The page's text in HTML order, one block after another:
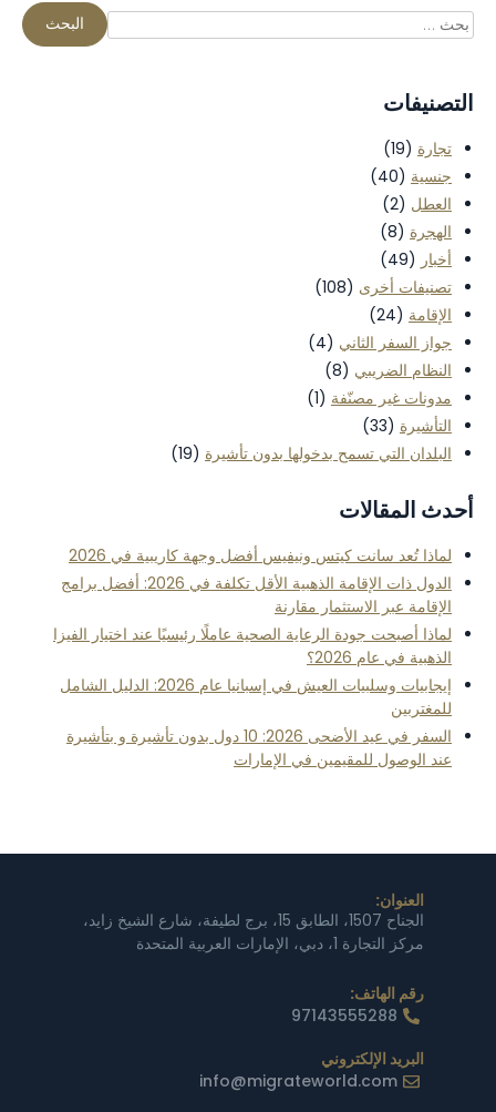
التصنيفات
تجارة (19)
جنسية (40)
العطل (2)
الهجرة (8)
أخبار (49)
تصنيفات أخرى (108)
الإقامة (24)
جواز السفر الثاني (4)
النظام الضريبي (8)
مدونات غير مصنّفة (1)
التأشيرة (33)
البلدان التي تسمح بدخولها بدون تأشيرة (19)
أحدث المقالات
لماذا تُعد سانت كيتس ونيفيس أفضل وجهة كاريبية في 2026
الدول ذات الإقامة الذهبية الأقل تكلفة في 2026: أفضل برامج
الإقامة عبر الاستثمار مقارنة
لماذا أصبحت جودة الرعاية الصحية عاملًا رئيسيًا عند اختيار الفيزا
الذهبية في عام 2026؟
إيجابيات وسلبيات العيش في إسبانيا عام 2026: الدليل الشامل
للمغتربين
السفر في عيد الأضحى 2026: 10 دول بدون تأشيرة و بتأشيرة
عند الوصول للمقيمين في الإمارات
العنوان:
الجناح 1507، الطابق 15، برج لطيفة، شارع الشيخ زايد،
مركز التجارة 1، دبي، الإمارات العربية المتحدة
رقم الهاتف:
97143555288
البريد الإلكتروني
info@migrateworld.com